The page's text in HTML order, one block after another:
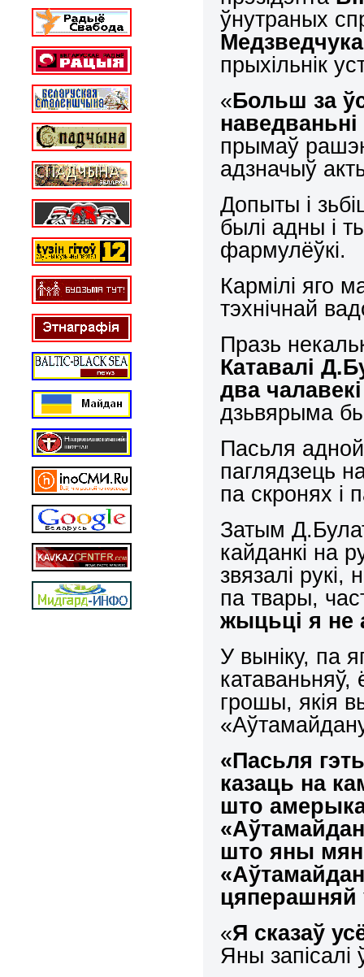
ўнутраных
Медзведчука
прыхільнік
«Больш за
прымаў
адзначыў
Допыты і
былі адны і
фармулёўкі.
Кармілі яго
тэхнічнай
Празь
Катавалі
два
дзьвярыма
Пасьля
паглядзець
па скронях і
Затым
кайданкі на
звязалі рукі,
па твары,
жыцьці я не
У выніку, па
грошы, якія
«Пасьля
казаць на
што
што яны
«Я сказаў
Яны запісалі